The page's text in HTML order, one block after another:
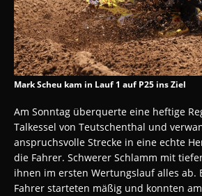
Mark Scheu kam in Lauf 1 auf P25 ins Ziel
Am Sonntag überquerte eine heftige
Talkessel von Teutschenthal und
anspruchsvolle Strecke in eine echte
die Fahrer. Schwerer Schlamm mit
ihnen im ersten Wertungslauf alles ab.
Fahrer starteten mäßig und konnten